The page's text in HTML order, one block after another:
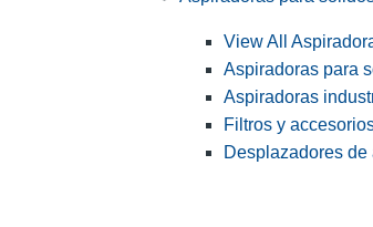
View All
Aspiradoras para
Aspiradoras
Filtros y
Desplazadores de